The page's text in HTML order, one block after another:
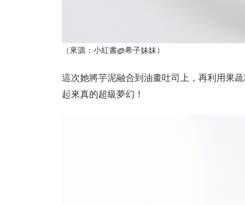
（來源：小紅書@希子妹妹）
這次她將芋泥融合到油畫吐司上，再利用果
起來真的超級夢幻！